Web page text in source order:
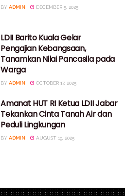
BY ADMIN DECEMBER 5, 2025
LDII Barito Kuala Gelar
Pengajian Kebangsaan,
Tanamkan Nilai Pancasila pada
Warga
BY ADMIN OCTOBER 17, 2025
Amanat HUT RI Ketua LDII Jabar
Tekankan Cinta Tanah Air dan
Peduli Lingkungan
BY ADMIN AUGUST 19, 2025